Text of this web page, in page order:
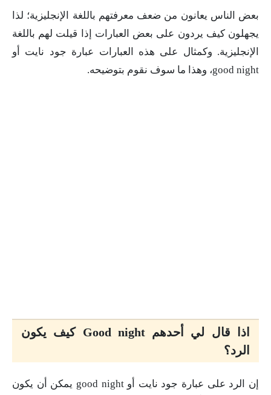
بعض الناس يعانون من ضعف معرفتهم باللغة الإنجليزية؛ لذا
يجهلون كيف يردون على بعض العبارات إذا قيلت لهم باللغة
الإنجليزية. وكمثال على هذه العبارات عبارة جود نايت أو
good night، وهذا ما سوف نقوم بتوضيحه.
اذا قال لي أحدهم Good night كيف يكون
الرد؟
إن الرد على عبارة جود نايت أو good night يمكن أن يكون